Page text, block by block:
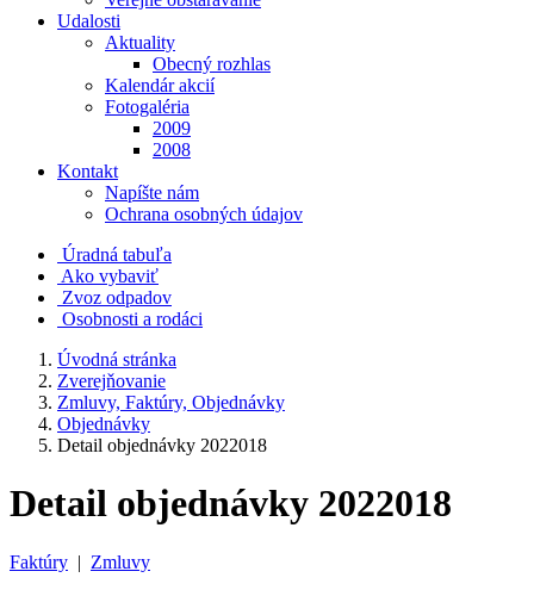
Udalosti
Aktuality
Obecný rozhlas
Kalendár akcií
Fotogaléria
2009
2008
Kontakt
Napíšte nám
Ochrana osobných údajov
Úradná tabuľa
Ako vybaviť
Zvoz odpadov
Osobnosti a rodáci
Úvodná stránka
Zverejňovanie
Zmluvy, Faktúry, Objednávky
Objednávky
Detail objednávky 2022018
Detail objednávky 2022018
Faktúry | Zmluvy